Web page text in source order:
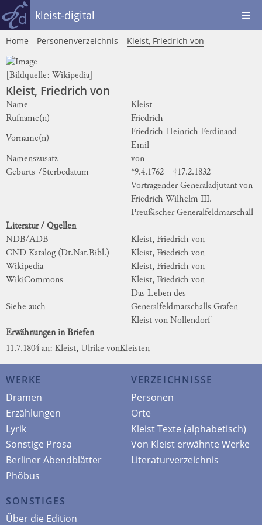
kleist-digital
Home Personenverzeichnis Kleist, Friedrich von
[Bildquelle: Wikipedia
Kleist, Friedrich von
Name
Kleist
Rufname(n)
Friedrich
Vorname(n)
Friedrich Heinrich Ferdinand
Emil
Namenszusatz
von
Geburts-/Sterbedatum
*9.4.1762 – †17.2.1832
Vortragender Generaladjutant von
Friedrich Wilhelm III.
Preußischer Generalfeldmarschall
Literatur / Quellen
NDB/ADB
Kleist, Friedrich von
GND Katalog (Dt.Nat.Bibl.)
Kleist, Friedrich von
Wikipedia
Kleist, Friedrich von
WikiCommons
Kleist, Friedrich von
Siehe auch
Das Leben des
Generalfeldmarschalls Grafen
Kleist von Nollendorf
Erwähnungen in Briefen
11.7.1804 an: Kleist, Ulrike vonKleisten
WERKE
Dramen
Erzählungen
Lyrik
Sonstige Prosa
Berliner Abendblätter
Phöbus
VERZEICHNISSE
Personen
Orte
Kleist Texte (alphabetisch)
Von Kleist erwähnte Werke
Literaturverzeichnis
SONSTIGES
Über die Edition